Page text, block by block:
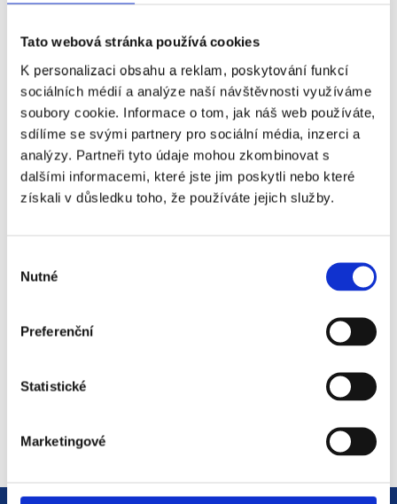
Tato webová stránka používá cookies
K personalizaci obsahu a reklam, poskytování funkcí
sociálních médií a analýze naší návštěvnosti využíváme
soubory cookie. Informace o tom, jak náš web používáte,
sdílíme se svými partnery pro sociální média, inzerci a
analýzy. Partneři tyto údaje mohou zkombinovat s
dalšími informacemi, které jste jim poskytli nebo které
získali v důsledku toho, že používáte jejich služby.
souhlasu
Nutné
Preferenční
Statistické
Marketingové
(Ne)komunikace se
zaměstnavatelem
18. 9. 2025